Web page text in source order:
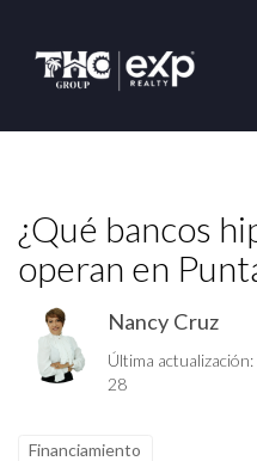
¿Qué bancos
operan en
Nancy Cruz
Última
28
Financiamiento